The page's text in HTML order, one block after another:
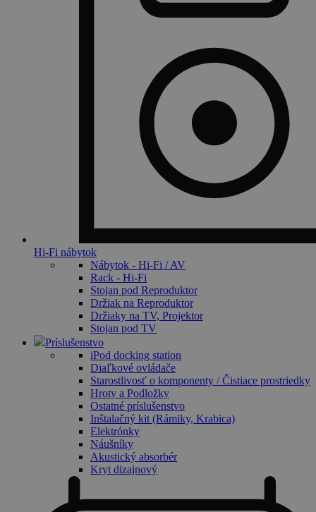
Hi-Fi nábytok
Nábytok - Hi-Fi / AV
Rack - Hi-Fi
Stojan pod Reproduktor
Držiak na Reproduktor
Držiaky na TV, Projektor
Stojan pod TV
Príslušenstvo
iPod docking station
Diaľkové ovládače
Starostlivosť o komponenty / Čistiace prostriedky
Hroty a Podložky
Ostatné príslušenstvo
Inštalačný kit (Rámiky, Krabica)
Elektrónky
Náušníky
Akustický absorbér
Kryt dizajnový